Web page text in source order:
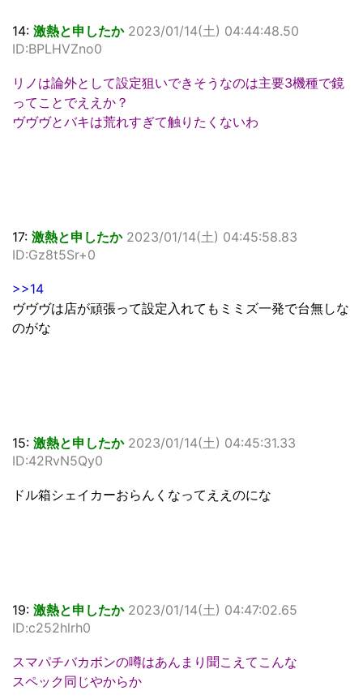
14: 激熱と申したか 2023/01/14(土) 04:44:48.50
ID:BPLHVZno0
リノは論外として設定狙いできそうなのは主要3機種で鏡
ってことでええか？
ヴヴヴとバキは荒れすぎて触りたくないわ
17: 激熱と申したか 2023/01/14(土) 04:45:58.83
ID:Gz8t5Sr+0
>>14
ヴヴヴは店が頑張って設定入れてもミミズ一発で台無しな
のがな
15: 激熱と申したか 2023/01/14(土) 04:45:31.33
ID:42RvN5Qy0
ドル箱シェイカーおらんくなってええのにな
19: 激熱と申したか 2023/01/14(土) 04:47:02.65
ID:c252hlrh0
スマパチバカボンの噂はあんまり聞こえてこんな
スペック同じやからか